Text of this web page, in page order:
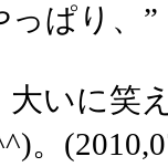
ぱり、
大いに笑
。